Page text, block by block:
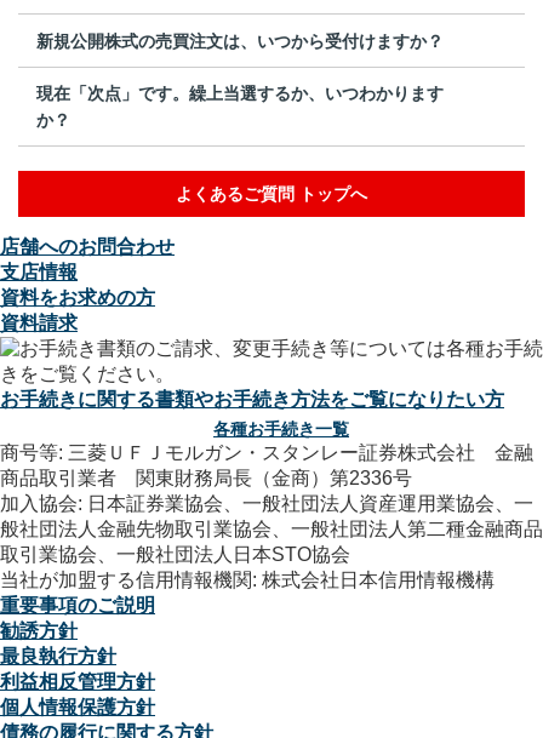
新規公開株式の売買注文は、いつから受付けますか？
現在「次点」です。繰上当選するか、いつわかります
か？
よくあるご質問 トップへ
店舗へのお問合わせ
支店情報
資料をお求めの方
資料請求
お手続きに関する書類やお手続き方法をご覧になりたい方
各種お手続き一覧
商号等: 三菱ＵＦＪモルガン・スタンレー証券株式会社 金融
商品取引業者 関東財務局長（金商）第2336号
加入協会: 日本証券業協会、一般社団法人資産運用業協会、一
般社団法人金融先物取引業協会、一般社団法人第二種金融商品
取引業協会、一般社団法人日本STO協会
当社が加盟する信用情報機関: 株式会社日本信用情報機構
重要事項のご説明
勧誘方針
最良執行方針
利益相反管理方針
個人情報保護方針
債務の履行に関する方針